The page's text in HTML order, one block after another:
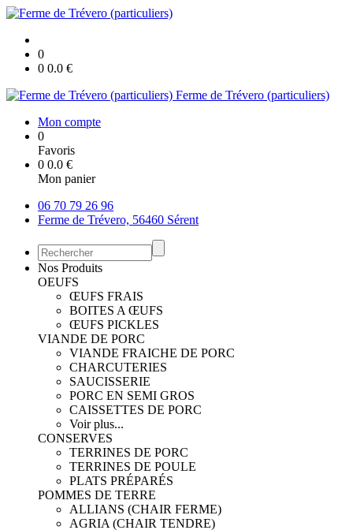
0
0 0.0 €
Ferme de Trévero (particuliers)
Mon compte
0
Favoris
0 0.0 €
Mon panier
06 70 79 26 96
Ferme de Trévero, 56460 Sérent
Nos Produits
OEUFS
ŒUFS FRAIS
BOITES A ŒUFS
ŒUFS PICKLES
VIANDE DE PORC
VIANDE FRAICHE DE PORC
CHARCUTERIES
SAUCISSERIE
PORC EN SEMI GROS
CAISSETTES DE PORC
Voir plus...
CONSERVES
TERRINES DE PORC
TERRINES DE POULE
PLATS PRÉPARÉS
POMMES DE TERRE
ALLIANS (CHAIR FERME)
AGRIA (CHAIR TENDRE)